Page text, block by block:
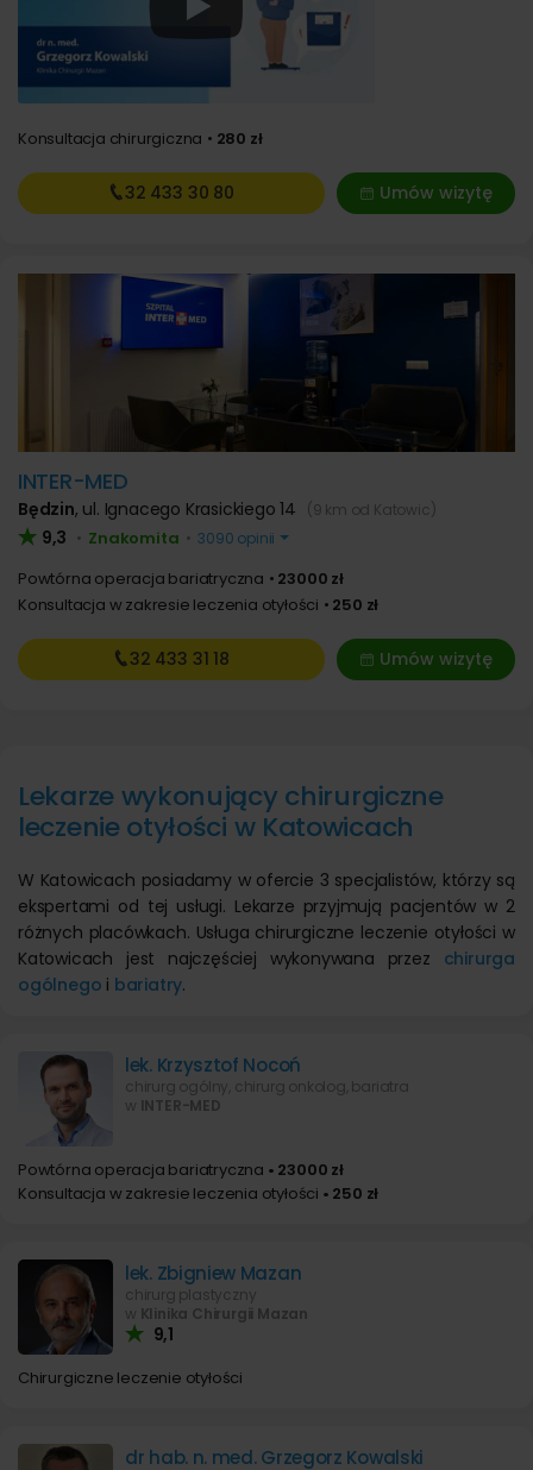
Konsultacja chirurgiczna 280 zł
Umów wizytę
32 433 30 80
INTER-MED
Będzin, ul. Ignacego Krasickiego 14 (9 km od Katowic)
9,3 • Znakomita • 3090 opinii
Powtórna operacja bariatryczna
23000 zł
Konsultacja w zakresie leczenia otyłości
250 zł
Umów wizytę
32 433 31 18
Lekarze wykonujący chirurgiczne
leczenie otyłości w Katowicach
W Katowicach posiadamy w ofercie 3 specjalistów, którzy są
ekspertami od tej usługi. Lekarze przyjmują pacjentów w 2
różnych placówkach. Usługa chirurgiczne leczenie otyłości w
Katowicach jest najczęściej wykonywana przez chirurga
ogólnego i bariatry.
lek. Krzysztof Nocoń
chirurg ogólny, chirurg onkolog, bariatra
w INTER-MED
Powtórna operacja bariatryczna • 23000 zł
Konsultacja w zakresie leczenia otyłości • 250 zł
lek. Zbigniew Mazan
chirurg plastyczny
w Klinika Chirurgii Mazan
9,1
Chirurgiczne leczenie otyłości
dr hab. n. med. Grzegorz Kowalski